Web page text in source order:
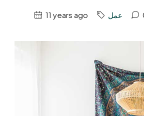
11 years ago عمل